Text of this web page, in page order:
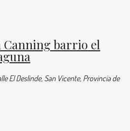
Canning barrio el
El Deslinde, San Vicente, Provincia de